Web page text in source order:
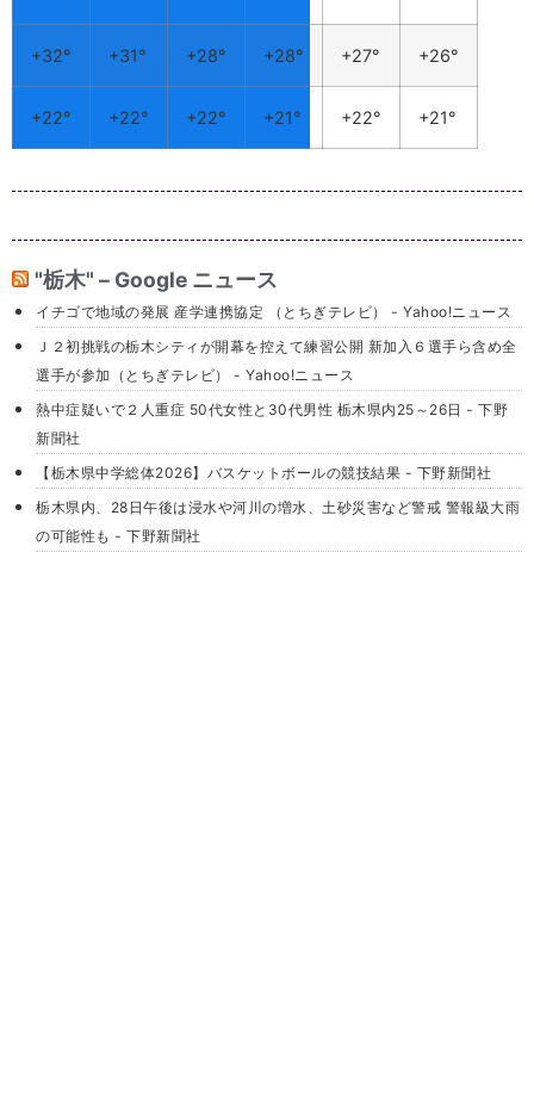
+32° +31° +28° +28° +27° +26°
+22° +22° +22° +21° +22° +21°
"栃木" – Google ニュース
イチゴで地域の発展 産学連携協定 （とちぎテレビ） - Yahoo!ニュース
Ｊ２初挑戦の栃木シティが開幕を控えて練習公開 新加入６選手ら含め全
選手が参加（とちぎテレビ） - Yahoo!ニュース
熱中症疑いで２人重症 50代女性と30代男性 栃木県内25～26日 - 下野
新聞社
【栃木県中学総体2026】バスケットボールの競技結果 - 下野新聞社
栃木県内、28日午後は浸水や河川の増水、土砂災害など警戒 警報級大雨
の可能性も - 下野新聞社